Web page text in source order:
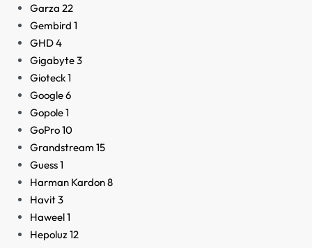
Garza 22
Gembird 1
GHD4
Gigabyte3
Gioteck1
Google6
Gopole1
GoPro10
Grandstream 15
Guess1
Harman Kardon8
Havit3
Haweel1
Hepoluz12